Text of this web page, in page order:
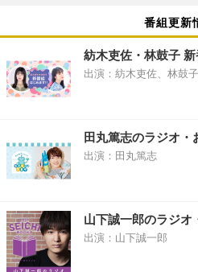
番組更新
紡木吏佐・林鼓子
出演：紡木吏佐、林鼓子
田丸篤志のラジオ・
出演：田丸篤志
山下誠一郎のラジ
出演：山下誠一郎